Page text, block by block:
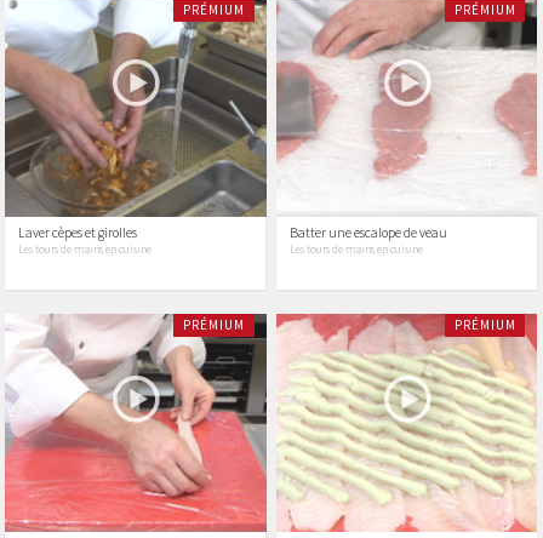
PRÉMIUM
Laver cèpes et girolles
Les tours de mains en cuisine
PRÉMIUM
Batter une escalope de veau
Les tours de mains en cuisine
PRÉMIUM PRÉMIUM